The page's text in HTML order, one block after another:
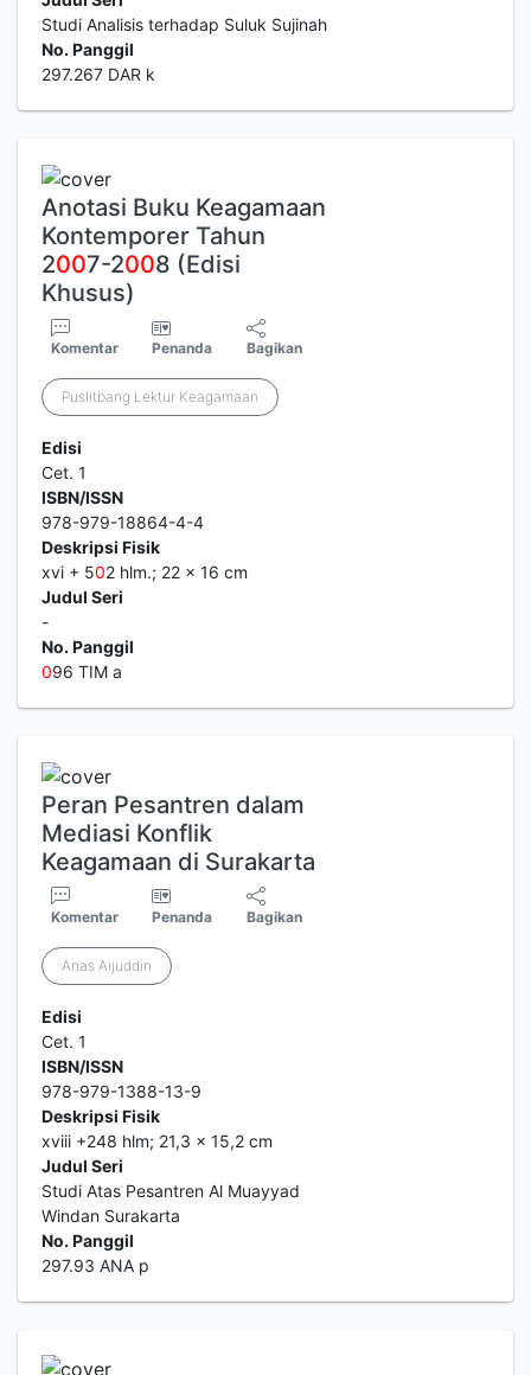
Studi Analisis terhadap Suluk Sujinah
No. Panggil
297.267 DAR k
Anotasi Buku Keagamaan
Kontemporer Tahun
2007-2008 (Edisi
Khusus)
Komentar Penanda Bagikan
Puslitbang Lektur Keagamaan
Edisi
Cet. 1
ISBN/ISSN
978-979-18864-4-4
Deskripsi Fisik
xvi + 502 hlm.; 22 x 16 cm
Judul Seri
-
No. Panggil
096 TIM a
Peran Pesantren dalam
Mediasi Konflik
Keagamaan di Surakarta
Komentar Penanda Bagikan
Anas Aijuddin
Edisi
Cet. 1
ISBN/ISSN
978-979-1388-13-9
Deskripsi Fisik
xviii +248 hlm; 21,3 x 15,2 cm
Judul Seri
Studi Atas Pesantren Al Muayyad
Windan Surakarta
No. Panggil
297.93 ANA p